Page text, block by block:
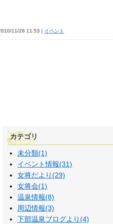
11/26 11:53 | イベント
カテゴリ
未分類(1)
イベント情報(31)
女将だより(29)
女将会(1)
温泉情報(8)
周辺情報(3)
下部温泉ブログより(4)